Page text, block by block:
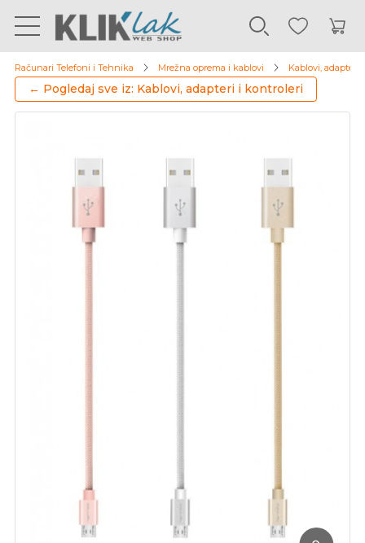
Računari Telefoni i Tehnika Mrežna oprema i kablovi Kablovi, adapteri
← Pogledaj sve iz: Kablovi, adapteri i kontroleri